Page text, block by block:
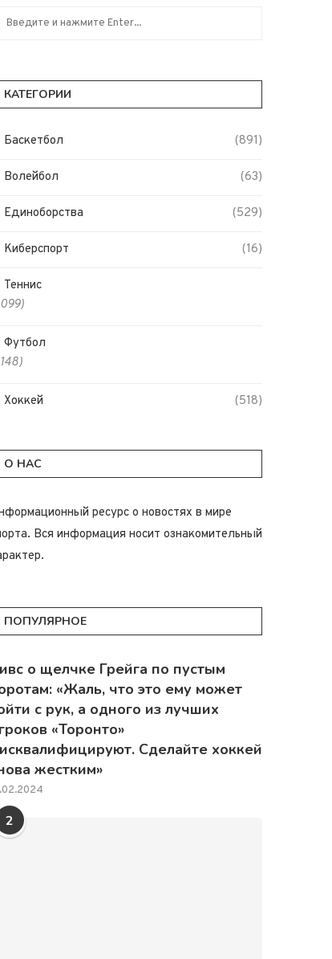
КАТЕГОРИИ
Баскетбол (891)
Волейбол (63)
Единоборства (529)
Киберспорт (16)
Теннис
099)
Футбол
Хоккей (518)
О НАС
ресурс о новостях в мире
Вся информация носит ознакомительный
ПОПУЛЯРНОЕ
о щелчке Грейга по пустым
«Жаль, что это ему может
с рук, а одного из лучших
«Торонто»
Сделайте хоккей
жестким»
2